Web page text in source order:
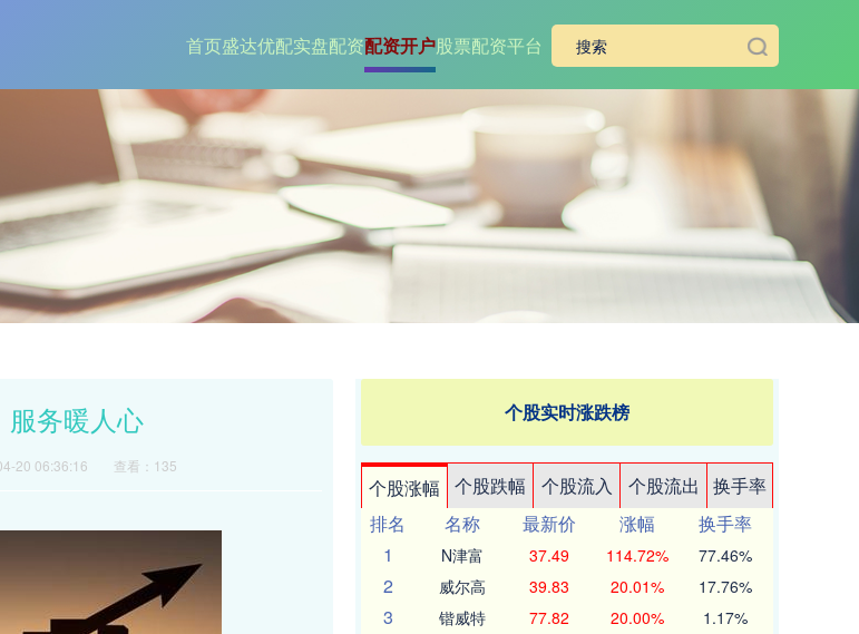
首页盛达优配实盘配资配资开户股票配资平台
服务暖人心
20 06:36:16 查看：135
个股实时涨跌榜
个股涨幅 个股跌幅 个股流入 个股流出
换手率
排名
名称 最新价 涨幅
换手率
1
N津富 37.49 114.72% 77.46%
2 威尔高 39.83 20.01% 17.76%
3 锴威特 77.82 20.00% 1.17%